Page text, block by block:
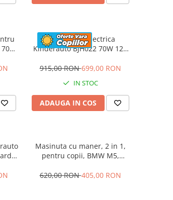
Motocicleta electrica
Kinderauto BJH022 70W 12V
culoare Rosie
915,00 RON699,00 RON
IN STOC
ADAUGA IN COS
Masinuta cu maner, 2 in 1,
pentru copii, BMW M5,
620,00 RON405,00 RON